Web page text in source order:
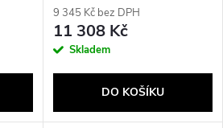
GB Wi-Fi šedá
9 345 Kč bez DPH
11 308 Kč
Skladem
DO KOŠÍKU